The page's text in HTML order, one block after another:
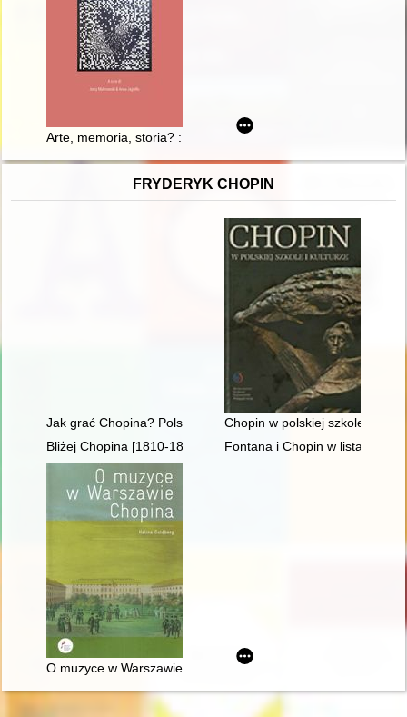
Arte, memoria, storia? : la bizzarra vicenda del memoriale
FRYDERYK CHOPIN
Jak grać Chopina? Polska krytyka muzyczna o
Chopin w polskiej szkole i
Bliżej Chopina [1810-1849]
Fontana i Chopin w listach
O muzyce w Warszawie Chopina